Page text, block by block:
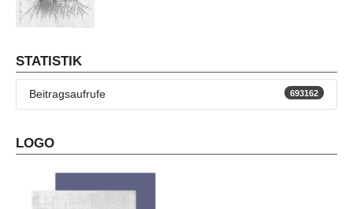
STATISTIK
Beitragsaufrufe 693162
LOGO